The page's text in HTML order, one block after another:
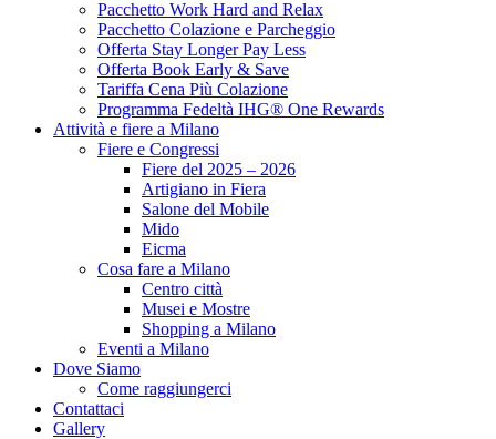
Pacchetto Work Hard and Relax
Pacchetto Colazione e Parcheggio
Offerta Stay Longer Pay Less
Offerta Book Early & Save
Tariffa Cena Più Colazione
Programma Fedeltà IHG® One Rewards
Attività e fiere a Milano
Fiere e Congressi
Fiere del 2025 – 2026
Artigiano in Fiera
Salone del Mobile
Mido
Eicma
Cosa fare a Milano
Centro città
Musei e Mostre
Shopping a Milano
Eventi a Milano
Dove Siamo
Come raggiungerci
Contattaci
Gallery